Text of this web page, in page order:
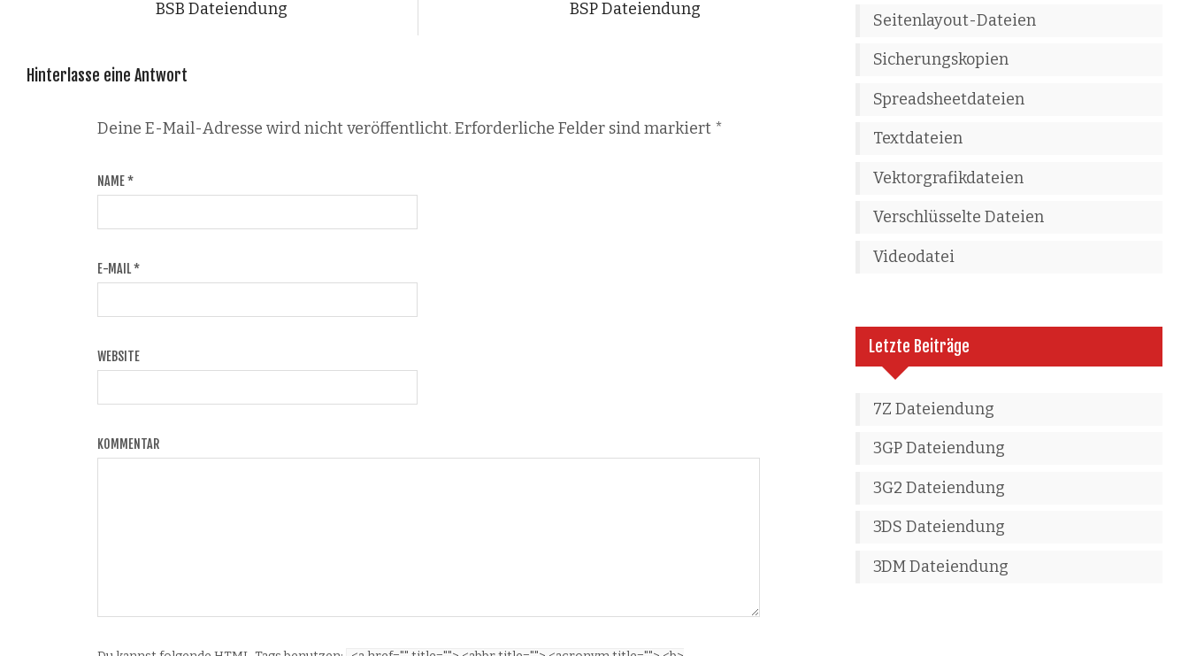
BSB Dateiendung
BSP Dateiendung
Hinterlasse eine Antwort
Deine E-Mail-Adresse wird nicht veröffentlicht. Erforderliche Felder sind markiert *
NAME*
E-MAIL*
WEBSITE
KOMMENTAR
Seitenlayout-Dateien
Sicherungskopien
Spreadsheetdateien
Textdateien
Vektorgrafikdateien
Verschlüsselte Dateien
Videodatei
Letzte Beiträge
7Z Dateiendung
3GP Dateiendung
3G2 Dateiendung
3DS Dateiendung
3DM Dateiendung